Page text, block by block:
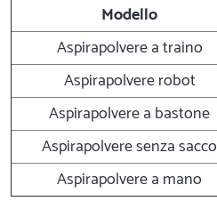
Modello
Aspirapolvere a traino
Aspirapolvere robot
Aspirapolvere a bastone
Aspirapolvere senza sacco
Aspirapolvere a mano